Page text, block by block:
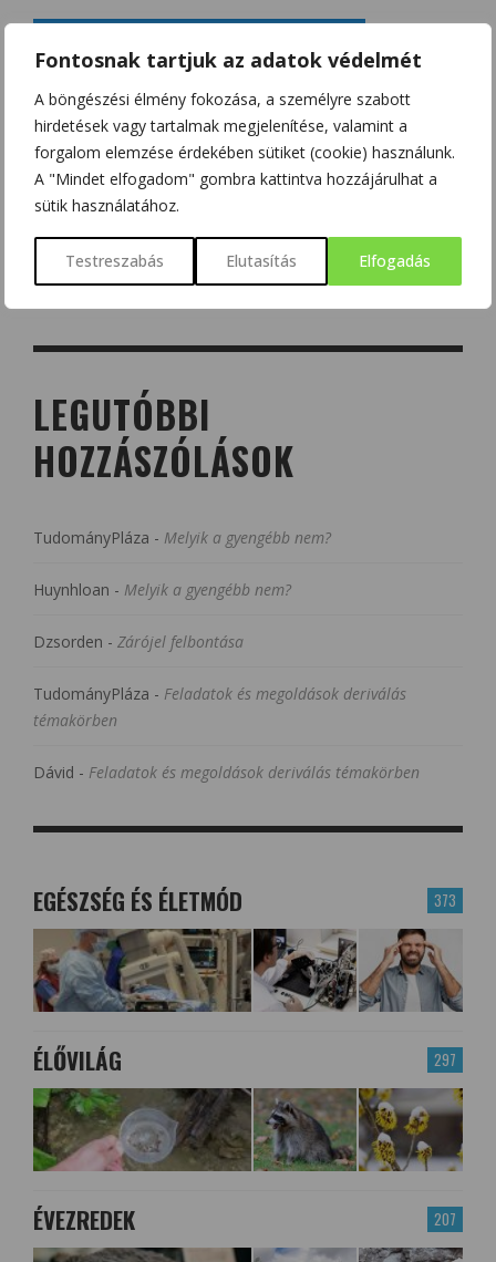
Fontosnak tartjuk az adatok védelmét
A böngészési élmény fokozása, a személyre szabott
hirdetések vagy tartalmak megjelenítése, valamint a
forgalom elemzése érdekében sütiket (cookie) használunk.
A "Mindet elfogadom" gombra kattintva hozzájárulhat a
sütik használatához.
Testreszabás Elutasítás Elfogadás
LEGUTÓBBI
HOZZÁSZÓLÁSOK
TudományPláza - Melyik a gyengébb nem?
Huynhloan - Melyik a gyengébb nem?
Dzsorden - Zárójel felbontása
TudományPláza - Feladatok és megoldások deriválás
témakörben
Dávid - Feladatok és megoldások deriválás témakörben
373
EGÉSZSÉG ÉS ÉLETMÓD
297
ÉLŐVILÁG
207
ÉVEZREDEK